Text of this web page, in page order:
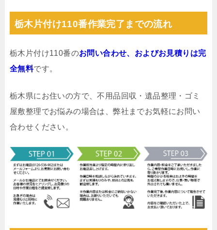
栃木片付け110番作業完了までの流れ
栃木片付け110番のお問い合わせ、およびお見積りは完
全無料です。
栃木県にお住いの方で、不用品回収・遺品整理・ゴミ
屋敷整理でお悩みの場合は、弊社までお気軽にお問い
合わせください。